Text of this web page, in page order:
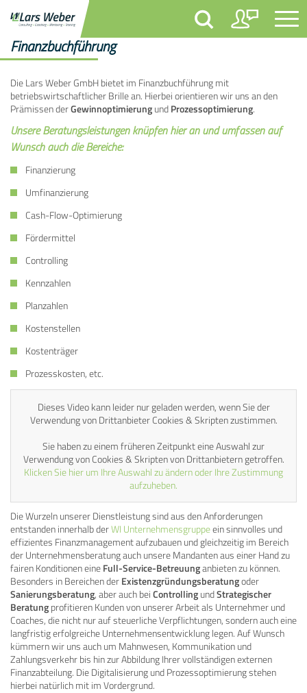
Finanzbuchführung
Die Lars Weber GmbH bietet im Finanzbuchführung mit
betriebswirtschaftlicher Brille an. Hierbei orientieren wir uns an den
Prämissen derGewinnoptimierungundProzessoptimierung.
Unsere Beratungsleistungen knüpfen hier an und umfassen auf
Wunsch auch die Bereiche:
Finanzierung
Umfinanzierung
Cash-Flow-Optimierung
Fördermittel
Controlling
Kennzahlen
Planzahlen
Kostenstellen
Kostenträger
Prozesskosten, etc.
Dieses Video kann leider nur geladen werden, wenn Sie der
Verwendung von Drittanbieter Cookies & Skripten zustimmen.
Sie haben zu einem früheren Zeitpunkt eine Auswahl zur
Verwendung von Cookies & Skripten von Drittanbietern getroffen.
Klicken Sie hier um Ihre Auswahl zu ändern oder Ihre Zustimmung
aufzuheben.
Die Wurzeln unserer Dienstleistung sind aus den Anforderungen
entstanden innerhalb derWI Unternehmensgruppeein sinnvolles und
effizientes Finanzmanagement aufzubauen und gleichzeitig im Bereich
der Unternehmensberatung auch unsere Mandanten aus einer Hand zu
fairen Konditionen eineFull-Service-Betreuunganbieten zu können.
Besonders in Bereichen derExistenzgründungsberatungoder
Sanierungsberatung, aber auch beiControllingundStrategischer
Beratungprofitieren Kunden von unserer Arbeit als Unternehmer und
Coaches, die nicht nur auf steuerliche Verpflichtungen, sondern auch eine
langfristig erfolgreiche Unternehmensentwicklung legen. Auf Wunsch
kümmern wir uns auch um Mahnwesen, Kommunikation und
Zahlungsverkehr bis hin zur Abbildung Ihrer vollständigen externen
Finanzabteilung. Die Digitalisierung und Prozessoptimierung stehen
hierbei natürlich mit im Vordergrund.